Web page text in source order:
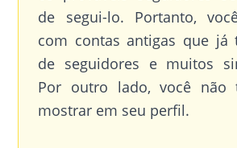
de segui-lo. Portanto,
com contas antigas que já
de seguidores e muitos
Por outro lado, você não
mostrar em seu perfil.